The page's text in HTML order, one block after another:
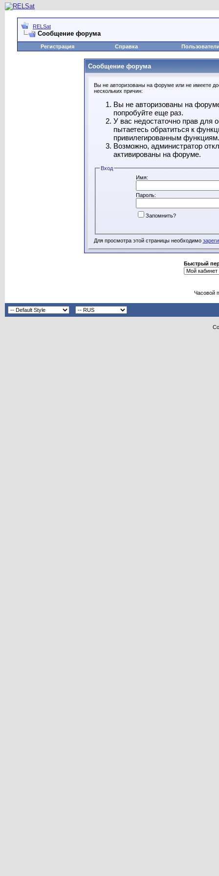
RELSat
Сообщение форума
Регистрация Справка
Сообщение форума
Вы не авторизованы на форуме или не имеете
нескольких причин:
Вы не авторизованы на
попробуйте еще раз.
У вас недостаточно прав для
пытаетесь обратиться к
привилегированным функциям.
Возможно, администратор
активированы на форуме.
Вход
Имя:
Пароль:
Запомнить?
Для просмотра этой страницы необходимо
Быстрый
Часовой